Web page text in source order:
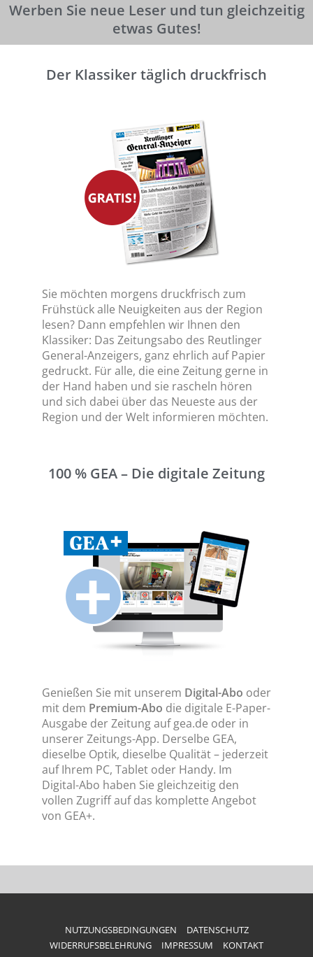
Werben Sie neue Leser und tun gleichzeitig
etwas Gutes!
Der Klassiker täglich druckfrisch
Sie möchten morgens druckfrisch zum
Frühstück alle Neuigkeiten aus der Region
lesen? Dann empfehlen wir Ihnen den
Klassiker: Das Zeitungsabo des Reutlinger
General-Anzeigers, ganz ehrlich auf Papier
gedruckt. Für alle, die eine Zeitung gerne in
der Hand haben und sie rascheln hören
und sich dabei über das Neueste aus der
Region und der Welt informieren möchten.
100 % GEA – Die digitale Zeitung
Genießen Sie mit unserem Digital-Abo oder
mit dem Premium-Abo die digitale E-Paper-
Ausgabe der Zeitung auf gea.de oder in
unserer Zeitungs-App. Derselbe GEA,
dieselbe Optik, dieselbe Qualität – jederzeit
auf Ihrem PC, Tablet oder Handy. Im
Digital-Abo haben Sie gleichzeitig den
vollen Zugriff auf das komplette Angebot
von GEA+.
NUTZUNGSBEDINGUNGEN
DATENSCHUTZ
WIDERRUFSBELEHRUNG
IMPRESSUM KONTAKT